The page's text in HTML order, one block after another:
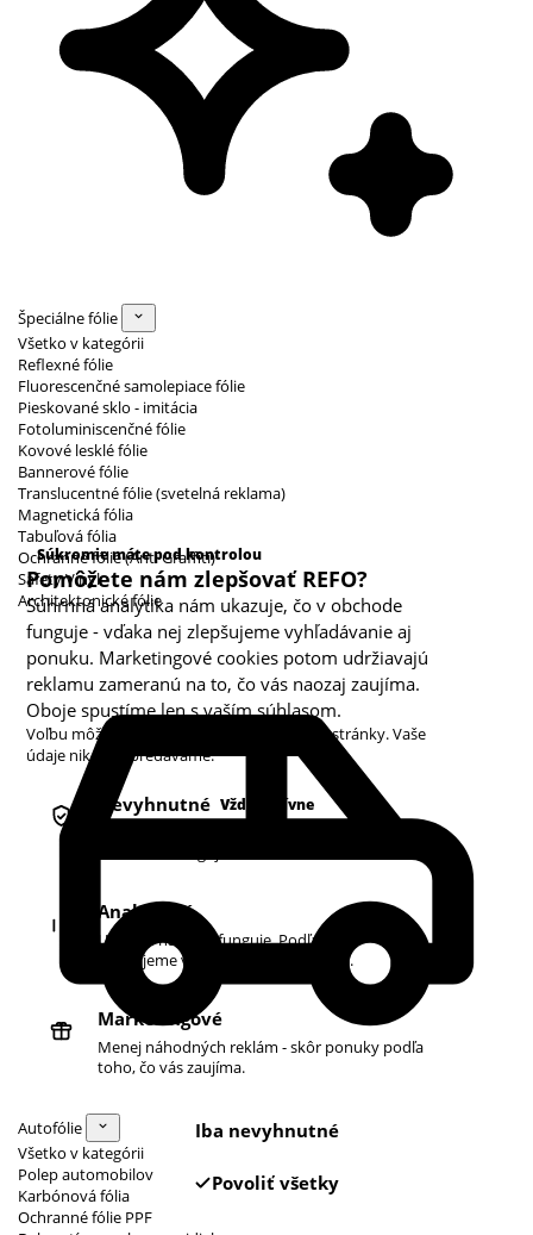
Špeciálne fólie
Všetko v kategórii
Reflexné fólie
Fluorescenčné samolepiace fólie
Pieskované sklo - imitácia
Fotoluminiscenčné fólie
Kovové lesklé fólie
Bannerové fólie
Translucentné fólie (svetelná reklama)
Magnetická fólia
Tabuľová fólia
Ochranné fólie (Anti Graffiti)
Safety Vinyl
Architektonické fólie
Autofólie
Všetko v kategórii
Polep automobilov
Karbónová fólia
Ochranné fólie PPF
Súkromie máte pod kontrolou
Pomôžete nám zlepšovať REFO?
Súhrnná analytika nám ukazuje, čo v obchode
funguje - vďaka nej zlepšujeme vyhľadávanie aj
ponuku. Marketingové cookies potom udržiavajú
reklamu zameranú na to, čo vás naozaj zaujíma.
Oboje spustíme len s vaším súhlasom.
Voľbu môžete kedykoľvek zmeniť v pätičke stránky. Vaše
údaje nikdy nepredávame.
Kategórie cookies
Nevyhnutné Vždy aktívne
Analytické
Ukazujú nám, čo funguje. Podľa toho
zlepšujeme vyhľadávanie aj ponuku.
Marketingové
Menej náhodných reklám - skôr ponuky podľa
toho, čo vás zaujíma.
Iba nevyhnutné
Povoliť všetky